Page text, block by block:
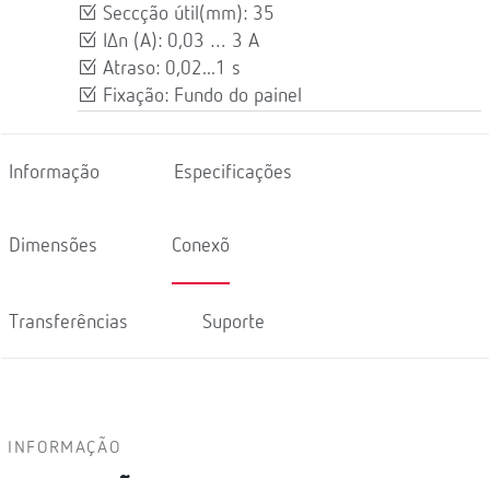
Seccção útil(mm): 35
IΔn (A): 0,03 … 3 A
Atraso: 0,02...1 s
Fixação: Fundo do painel
Informação Especificações
Dimensões Conexõ
Transferências Suporte
INFORMAÇÃO